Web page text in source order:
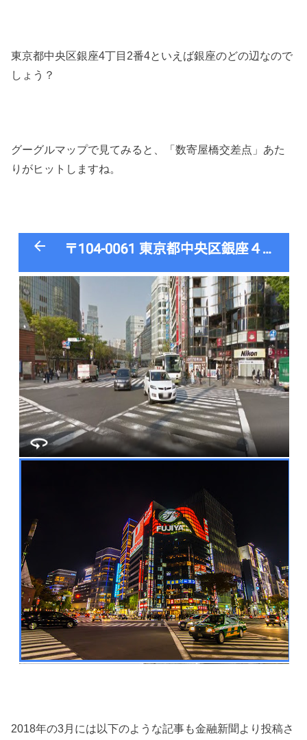
東京都中央区銀座4丁目2番4といえば銀座のどの辺なので
しょう？
グーグルマップで見てみると、「数寄屋橋交差点」あた
りがヒットしますね。
2018年の3月には以下のような記事も金融新聞より投稿さ